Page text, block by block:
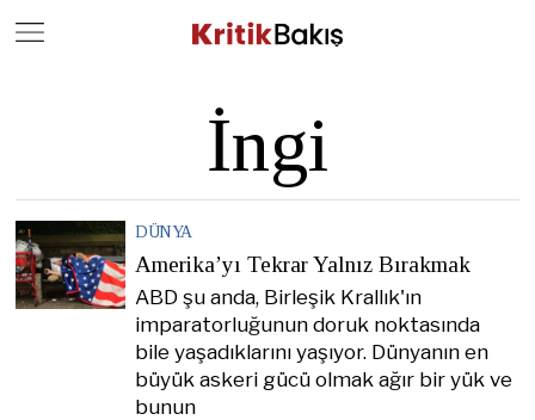
İngi
DÜNYA
Amerika’yı Tekrar Yalnız Bırakmak
ABD şu anda, Birleşik Krallık'ın
imparatorluğunun doruk noktasında
bile yaşadıklarını yaşıyor. Dünyanın en
büyük askeri gücü olmak ağır bir yük ve
bunun